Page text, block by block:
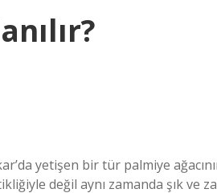
yetişen bir tür palmiye
değil aynı zamanda şık ve